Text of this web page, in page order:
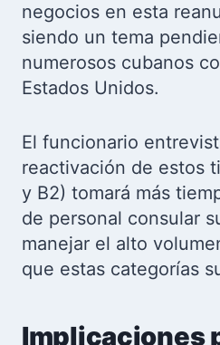
negocios en esta
siendo un tema
numerosos cubanos
Estados Unidos.
El funcionario
reactivación de estos
y B2) tomará más
de personal consular
manejar el alto
que estas categorías
Implicaciones